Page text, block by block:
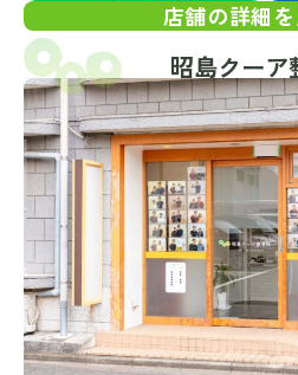
店舗の詳細
昭島クーア